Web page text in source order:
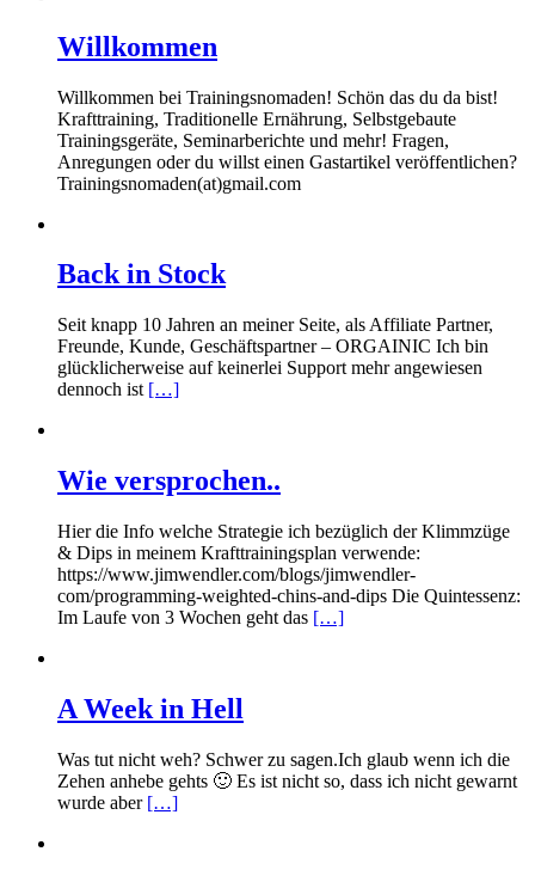
Willkommen
Willkommen bei Trainingsnomaden! Schön das du da bist!
Krafttraining, Traditionelle Ernährung, Selbstgebaute
Trainingsgeräte, Seminarberichte und mehr! Fragen,
Anregungen oder du willst einen Gastartikel veröffentlichen?
Trainingsnomaden(at)gmail.com
Back in Stock
Seit knapp 10 Jahren an meiner Seite, als Affiliate Partner,
Freunde, Kunde, Geschäftspartner – ORGAINIC Ich bin
glücklicherweise auf keinerlei Support mehr angewiesen
dennoch ist […]
Wie versprochen..
Hier die Info welche Strategie ich bezüglich der Klimmzüge
& Dips in meinem Krafttrainingsplan verwende:
https://www.jimwendler.com/blogs/jimwendler-
com/programming-weighted-chins-and-dips Die Quintessenz:
Im Laufe von 3 Wochen geht das […]
A Week in Hell
Was tut nicht weh? Schwer zu sagen.Ich glaub wenn ich die
Zehen anhebe gehts 🙂 Es ist nicht so, dass ich nicht gewarnt
wurde aber […]